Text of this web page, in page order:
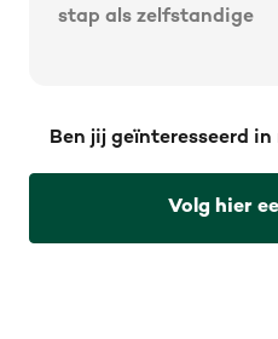
stap als zelfstandige
Ben jij geïnteresseerd
Volg hier